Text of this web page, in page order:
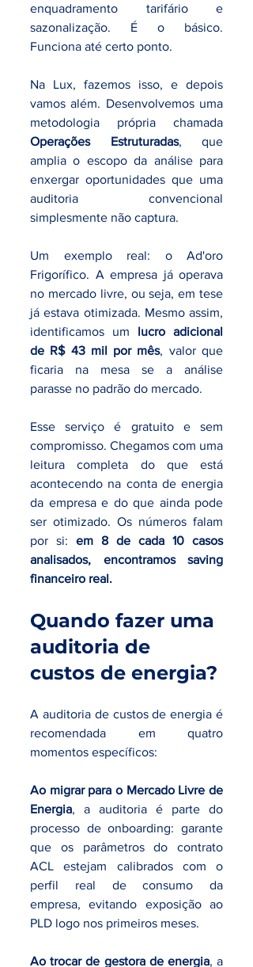
enquadramento tarifário e
sazonalização. É o básico.
Funciona até certo ponto.
Na Lux, fazemos isso, e depois
vamos além. Desenvolvemos uma
Operações Estruturadas, que
amplia o escopo da análise para
enxergar oportunidades que uma
auditoria convencional
simplesmente não captura.
Um exemplo real: o Ad'oro
Frigorífico. A empresa já operava
no mercado livre, ou seja, em tese
já estava otimizada. Mesmo assim,
identificamos um lucro adicional
de R$ 43 mil por mês, valor que
ficaria na mesa se a análise
parasse no padrão do mercado.
Esse serviço é gratuito e sem
compromisso. Chegamos com uma
leitura completa do que está
acontecendo na conta de energia
da empresa e do que ainda pode
ser otimizado. Os números falam
por si: em 8 de cada 10 casos
analisados, encontramos saving
financeiro real.
Quando fazer uma
auditoria de
custos de energia?
A auditoria de custos de energia é
recomendada em quatro
momentos específicos:
Ao migrar para o Mercado Livre de
Energia, a auditoria é parte do
processo de onboarding: garante
que os parâmetros do contrato
ACL estejam calibrados com o
perfil real de consumo da
empresa, evitando exposição ao
PLD logo nos primeiros meses.
Ao trocar de gestora de energia, a